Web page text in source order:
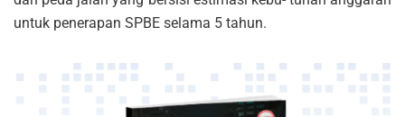
untuk penerapan SPBE selama 5 tahun.